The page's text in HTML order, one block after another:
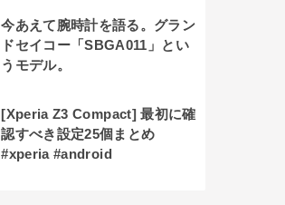
今あえて腕時計を語る。グラン
ドセイコー「SBGA011」とい
うモデル。
[Xperia Z3 Compact] 最初に確
認すべき設定25個まとめ
#xperia #android